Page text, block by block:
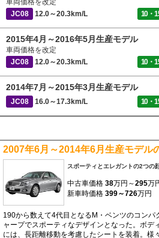
車両価格を改定
JC08
12.0～20.3km/L 10・
2015年4月～2016年5月生産モデル
車両価格を改定
JC08
12.0～20.3km/L 10・
2014年7月～2015年3月生産モデル
JC08 16.0～17.3km/L 10・
2007年6月～2014年6月生産モデル
スポーティとエレガントの2つの
中古車価格 38万円～295万
新車時価格 399～726万円
190から数えて4代目となるM・ベンツのコンパ
ャープでスポーティなデザインとなった。ボデ
には、長距離移動を考慮したシートを装着。様